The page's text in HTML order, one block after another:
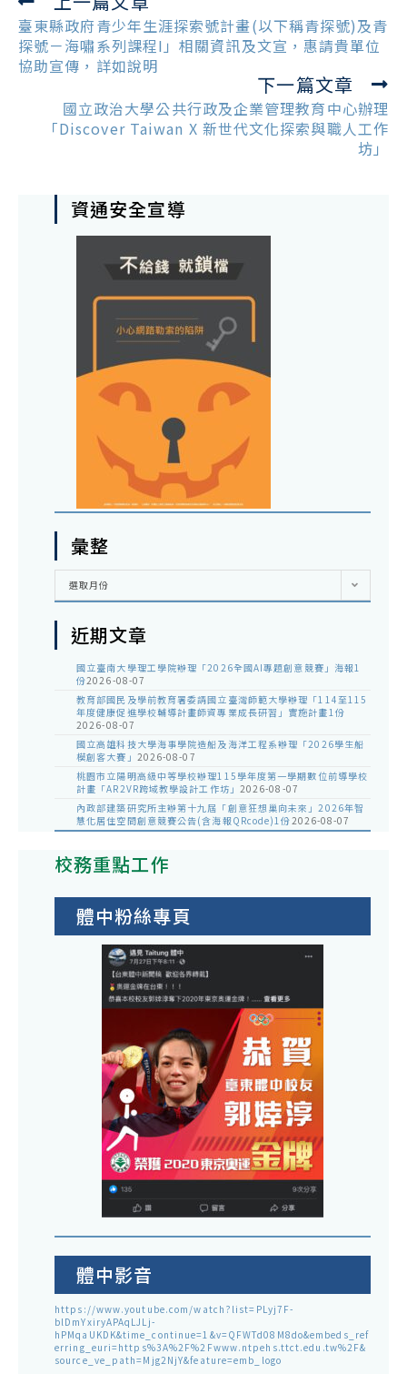
more
articles
臺東縣政府青少年生涯探索號計畫(以下稱青探號)及青
探號－海嘯系列課程I」相關資訊及文宣，惠請貴單位
協助宣傳，詳如說明
下一篇文章
國立政治大學公共行政及企業管理教育中心辦理
「Discover Taiwan X 新世代文化探索與職人工作
坊」
資通安全宣導
彙整
彙
選取月份
近期文章
國立臺南大學理工學院辦理「2026全國AI專題創意競賽」海報1
份2026-08-07
教育部國民及學前教育署委請國立臺灣師範大學辦理「114至115
年度健康促進學校輔導計畫師資專業成長研習」實施計畫1份
2026-08-07
國立高雄科技大學海事學院造船及海洋工程系辦理「2026學生船
模創客大賽」 2026-08-07
桃園市立陽明高級中等學校辦理115學年度第一學期數位前導學校
計畫「AR2VR跨域教學設計工作坊」 2026-08-07
內政部建築研究所主辦第十九屆「創意狂想巢向未來」2026年智
慧化居住空間創意競賽公告(含海報QRcode)1份2026-08-07
校務重點工作
體中粉絲專頁
體中影音
https://www.youtube.com/watch?list=PLyj7F-
blDmYxiryAPAqLJLj-
hPMqaUKDK&time_continue=1&v=QFWTd08M8do&embeds_ref
erring_euri=https%3A%2F%2Fwww.ntpehs.ttct.edu.tw%2F&
source_ve_path=Mjg2NjY&feature=emb_logo